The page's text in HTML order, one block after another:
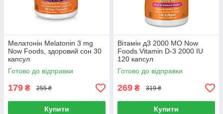
Мелатонін Melatonin 3 mg
Now Foods, здоровий сон 30
капсул
Готово до відправки
179 ₴ 255 ₴
Купити
Вітамін д3 2000 МО Now
Foods Vitamin D-3 2000 IU
120 капсул
Готово до відправки
269 ₴ 319 ₴
Купити